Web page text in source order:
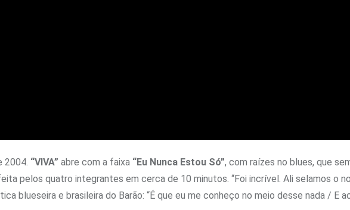
2004. “VIVA” abre com a faixa “Eu Nunca Estou Só”, com raízes no blues, que
pelos quatro integrantes em cerca de 10 minutos. “Foi incrível. Ali selamos o
blueseira e brasileira do Barão: “É que eu me conheço no meio desse nada / E